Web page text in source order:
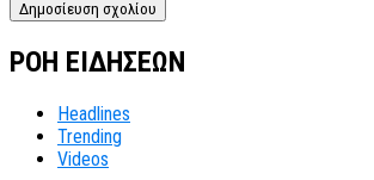
ΡΟΗ ΕΙΔΗΣΕΩΝ
Headlines
Trending
Videos